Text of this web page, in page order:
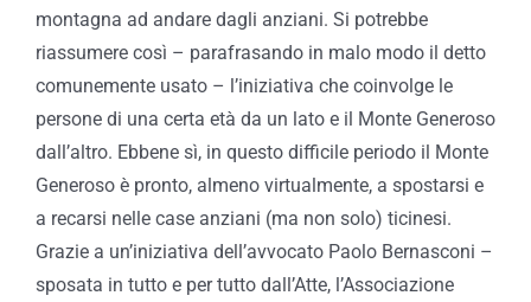
montagna ad andare dagli anziani. Si potrebbe
riassumere così – parafrasando in malo modo il detto
comunemente usato – l’iniziativa che coinvolge le
persone di una certa età da un lato e il Monte Generoso
dall’altro. Ebbene sì, in questo difficile periodo il Monte
Generoso è pronto, almeno virtualmente, a spostarsi e
a recarsi nelle case anziani (ma non solo) ticinesi.
Grazie a un’iniziativa dell’avvocato Paolo Bernasconi –
sposata in tutto e per tutto dall’Atte, l’Associazione